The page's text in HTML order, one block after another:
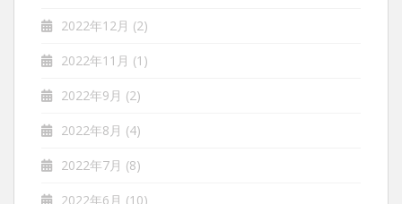
2022年12月 (2)
2022年11月 (1)
2022年9月 (2)
2022年8月 (4)
2022年7月 (8)
2022年6月 (10)